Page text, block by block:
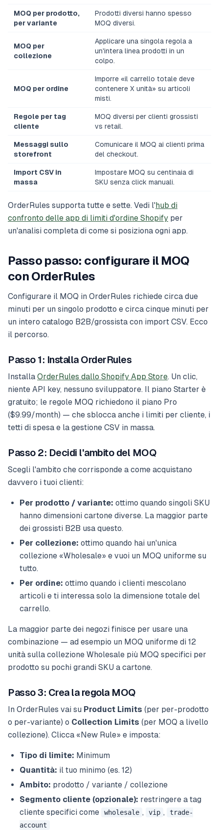
MOQ per prodotto,
per variante
Prodotti diversi hanno spesso
MOQ diversi.
MOQ per
collezione
Applicare una singola regola a
un'intera linea prodotti in un
colpo.
MOQ per ordine
Imporre «il carrello totale deve
contenere X unità» su articoli
misti.
Regole per tag
cliente
MOQ diversi per clienti grossisti
vs retail.
Messaggi sullo
storefront
Comunicare il MOQ ai clienti prima
del checkout.
Import CSV in
massa
Impostare MOQ su centinaia di
SKU senza click manuali.
OrderRules supporta tutte e sette. Vedi l' hub di
confronto delle app di limiti d'ordine Shopify per
un'analisi completa di come si posiziona ogni app.
Passo passo: configurare il MOQ
con OrderRules
Configurare il MOQ in OrderRules richiede circa due
minuti per un singolo prodotto e circa cinque minuti per
un intero catalogo B2B/grossista con import CSV. Ecco
il percorso.
Passo 1: Installa OrderRules
Installa OrderRules dallo Shopify App Store. Un clic,
niente API key, nessuno sviluppatore. Il piano Starter è
gratuito; le regole MOQ richiedono il piano Pro
($9.99/month) — che sblocca anche i limiti per cliente, i
tetti di spesa e la gestione CSV in massa.
Passo 2: Decidi l'ambito del MOQ
Scegli l'ambito che corrisponde a come acquistano
davvero i tuoi clienti:
Per prodotto / variante: ottimo quando singoli SKU
hanno dimensioni cartone diverse. La maggior parte
dei grossisti B2B usa questo.
Per collezione: ottimo quando hai un'unica
collezione «Wholesale» e vuoi un MOQ uniforme su
tutto.
Per ordine: ottimo quando i clienti mescolano
articoli e ti interessa solo la dimensione totale del
carrello.
La maggior parte dei negozi finisce per usare una
combinazione — ad esempio un MOQ uniforme di 12
unità sulla collezione Wholesale più MOQ specifici per
prodotto su pochi grandi SKU a cartone.
Passo 3: Crea la regola MOQ
In OrderRules vai su Product Limits (per per-prodotto
o per-variante) o Collection Limits (per MOQ a livello
collezione). Clicca «New Rule» e imposta:
Tipo di limite: Minimum
Quantità: il tuo minimo (es. 12)
Ambito: prodotto / variante / collezione
Segmento cliente (opzionale): restringere a tag
cliente specifici come
wholesale , vip ,
trade-
account